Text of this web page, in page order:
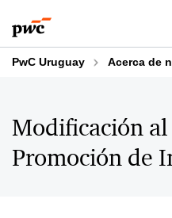
to
content
to
footer
PwC Uruguay Acerca de
Modificación
Promoción de